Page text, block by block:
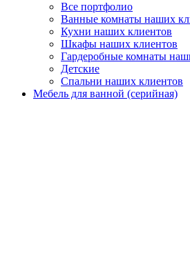
Все портфолио
Ванные комнаты наших
Кухни наших клиентов
Шкафы наших клиентов
Гардеробные комнаты
Детские
Спальни наших клиентов
Мебель для ванной (серийная)